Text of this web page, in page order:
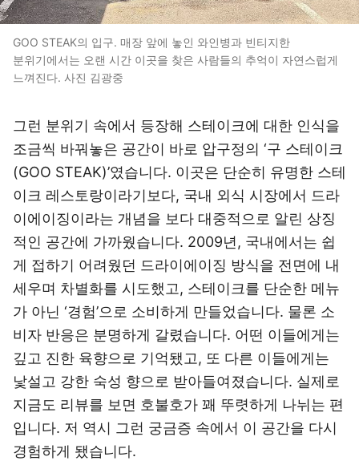
GOO STEAK의 입구. 매장 앞에 놓인 와인병과 빈티지한
분위기에서는 오랜 시간 이곳을 찾은 사람들의 추억이 자연스럽게
느껴진다. 사진 김광중
그런 분위기 속에서 등장해 스테이크에 대한 인식을
조금씩 바꿔놓은 공간이 바로 압구정의 ‘구 스테이크
(GOO STEAK)’였습니다. 이곳은 단순히 유명한 스테
이크 레스토랑이라기보다, 국내 외식 시장에서 드라
이에이징이라는 개념을 보다 대중적으로 알린 상징
적인 공간에 가까웠습니다. 2009년, 국내에서는 쉽
게 접하기 어려웠던 드라이에이징 방식을 전면에 내
세우며 차별화를 시도했고, 스테이크를 단순한 메뉴
가 아닌 ‘경험’으로 소비하게 만들었습니다. 물론 소
비자 반응은 분명하게 갈렸습니다. 어떤 이들에게는
깊고 진한 육향으로 기억됐고, 또 다른 이들에게는
낯설고 강한 숙성 향으로 받아들여졌습니다. 실제로
지금도 리뷰를 보면 호불호가 꽤 뚜렷하게 나뉘는 편
입니다. 저 역시 그런 궁금증 속에서 이 공간을 다시
경험하게 됐습니다.